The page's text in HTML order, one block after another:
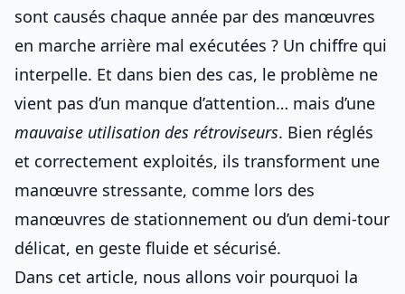
sont causés chaque année par des manœuvres
en marche arrière mal exécutées ? Un chiffre qui
interpelle. Et dans bien des cas, le problème ne
vient pas d’un manque d’attention… mais d’une
mauvaise utilisation des rétroviseurs. Bien réglés
et correctement exploités, ils transforment une
manœuvre stressante, comme lors des
manœuvres de stationnement ou d’un demi-tour
délicat, en geste fluide et sécurisé.
Dans cet article, nous allons voir pourquoi la